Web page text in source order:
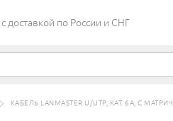
доставкой по России и СНГ
КАБЕЛЬ LANMASTER U/UTP, КАТ. 6A, С